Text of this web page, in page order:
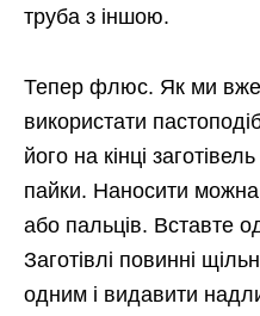
труба з іншою.
Тепер флюс. Як ми
використати
його на кінці
пайки. Наносити
або пальців. Вставте
Заготівлі повинні
одним і видавити